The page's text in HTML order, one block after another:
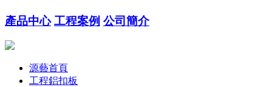
產品中心 工程案例 公司簡介
源藝首頁
工程鋁扣板